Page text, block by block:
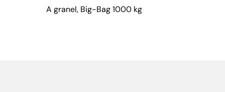
A granel, Big-Bag 1000 kg